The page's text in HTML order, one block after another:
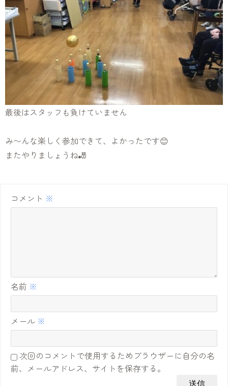
最後はスタッフも負けていません
み〜んな楽しく参加できて、よかったです😊
またやりましょうね🎳
コメント ※
名前 ※
メール ※
次回のコメントで使用するためブラウザーに自分の名
前、メールアドレス、サイトを保存する。